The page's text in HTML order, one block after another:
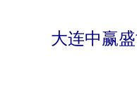
大连中赢